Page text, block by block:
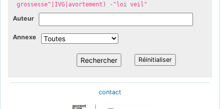
grossesse"|IVG|avortement) -"loi veil"
Auteur
Annexe
contact